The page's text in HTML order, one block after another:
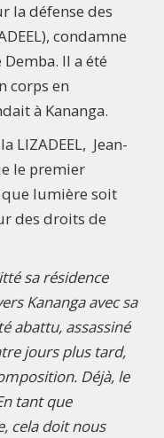
la défense des
condamne
Il a été
corps en
à Kananga.
LIZADEEL, Jean-
le premier
que lumière soit
des droits de
sa résidence
Kananga avec sa
abattu, assassiné
jours plus tard,
Déjà, le
tant que
cela doit nous